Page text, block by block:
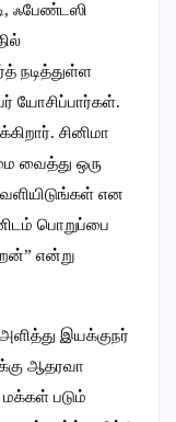
ஃபேண்டஸி
நடித்துள்ள
யோசிப்பார்கள்.
சினிமா
வைத்து ஒரு
என
பொறுப்பை
என்று
இயக்குநர்
ஆதரவா
படும்